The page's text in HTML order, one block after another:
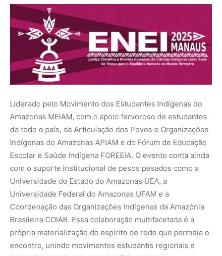
com o suporte institucional de pesos pesados como a
Universidade do Estado do Amazonas UEA, a
Universidade Federal do Amazonas UFAM e a
Coordenação das Organizações Indígenas da Amazônia
Brasileira COIAB. Essa colaboração multifacetada é a
própria materialização do espírito de rede que permeia o
encontro, unindo movimentos estudantis regionais e